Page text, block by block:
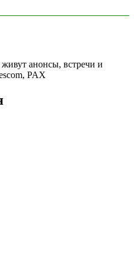
анонсы, встречи и
PAX